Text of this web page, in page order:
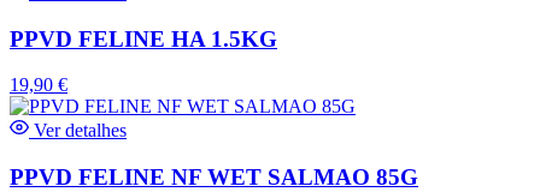
PPVD FELINE HA 1.5KG
19,90 €
Ver detalhes
PPVD FELINE NF WET SALMAO 85G